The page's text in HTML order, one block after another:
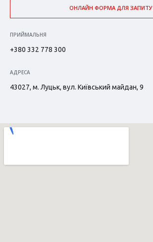
ОНЛАЙН ФОРМА ДЛЯ ЗАПИТУ
ПРИЙМАЛЬНЯ
+380 332 778 300
АДРЕСА
43027, м. Луцьк, вул. Київський майдан, 9